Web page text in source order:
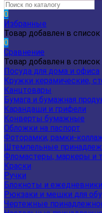
0
Избранные
Товар добавлен в
0
Сравнение
Товар добавлен в список
Посуда для дома и офиса
Кружки керамические,
Канцтовары
Бумага и бумажная
Карандаши и грифели
Конверты бумажные
Обложки на паспорт
Фоторамки, рамки-
Штемпельные
Фломастеры, маркеры и
Краски
Ручки
Блокноты и ежедневники
Рюкзаки и мешки для
Чертежные